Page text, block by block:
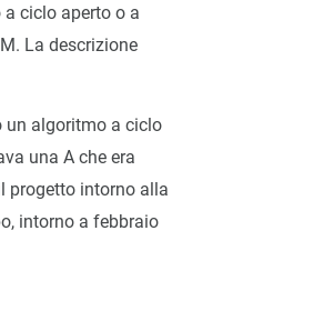
a ciclo aperto o a
La descrizione
un algoritmo a ciclo
una A che era
progetto intorno alla
intorno a febbraio